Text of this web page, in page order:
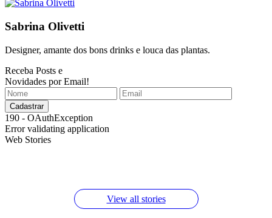
Sabrina Olivetti
Designer, amante dos bons drinks e louca das plantas.
Receba Posts e
Novidades por Email!
190 - OAuthException
Error validating application
Web Stories
View all stories